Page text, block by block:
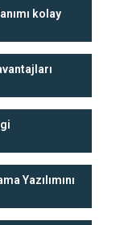
kolay
Yazılımını